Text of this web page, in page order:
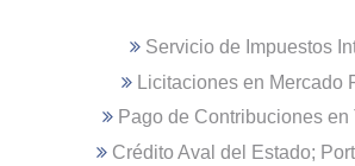
Servicio de Impuestos
Licitaciones en Mercado
Pago de Contribuciones en
Crédito Aval del Estado;